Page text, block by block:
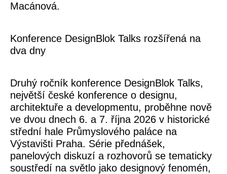
Macánová.
Konference DesignBlok Talks rozšířená na
dva dny
Druhý ročník konference DesignBlok Talks,
největší české konference o designu,
architektuře a developmentu, proběhne nově
ve dvou dnech 6. a 7. října 2026 v historické
střední hale Průmyslového paláce na
Výstavišti Praha. Série přednášek,
panelových diskuzí a rozhovorů se tematicky
soustředí na světlo jako designový fenomén,